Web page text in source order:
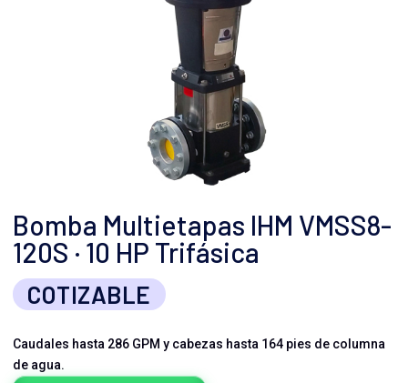
Bomba Multietapas IHM VMSS8-
120S · 10 HP Trifásica
COTIZABLE
Caudales hasta 286 GPM y cabezas hasta 164 pies de columna
de agua.